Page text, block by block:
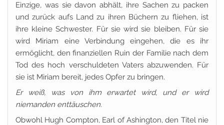
Einzige, was sie davon abhält, ihre Sachen zu packen
und zurück aufs Land zu ihren Büchern zu fliehen, ist
ihre kleine Schwester. Für sie wird sie bleiben. Für sie
wird Miriam eine Verbindung eingehen, die es ihr
ermöglicht, den finanziellen Ruin der Familie nach dem
Tod des hoch verschuldeten Vaters abzuwenden. Für
sie ist Miriam bereit, jedes Opfer zu bringen.
Er weiß, was von ihm erwartet wird, und er wird
niemanden enttäuschen.
Obwohl Hugh Compton, Earl of Ashington, den Titel nie